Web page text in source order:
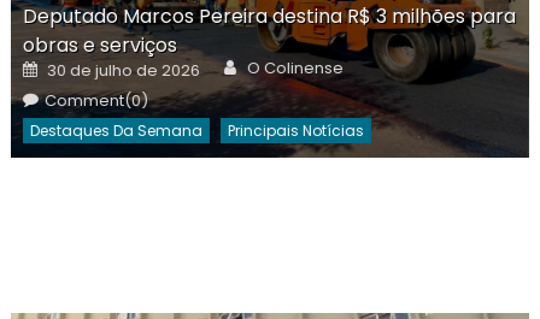
Deputado Marcos Pereira destina R$ 3 milhões para
obras e serviços
Posted
on
30 de julho de 2026 Author
O Colinense
Comment(0)
Destaques Da Semana Principais Notícias